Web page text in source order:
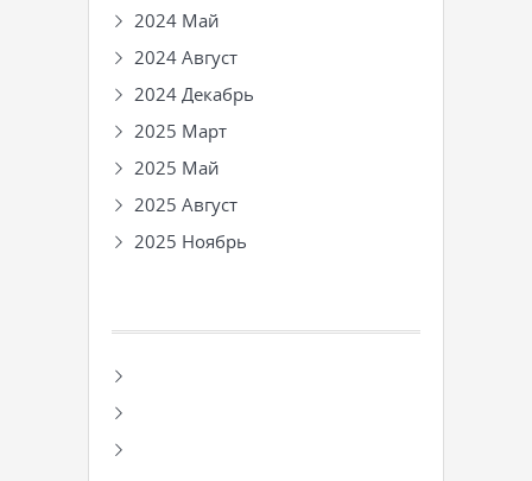
2024 Май
2024 Август
2024 Декабрь
2025 Март
2025 Май
2025 Август
2025 Ноябрь